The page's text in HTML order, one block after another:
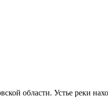
области. Устье реки